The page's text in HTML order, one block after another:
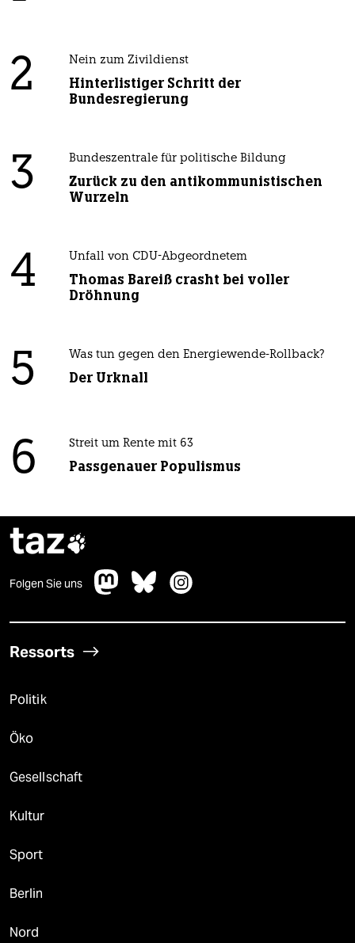
2 Nein zum Zivildienst
Hinterlistiger Schritt der
Bundesregierung
3 Bundeszentrale für politische Bildung
Zurück zu den antikommunistischen
Wurzeln
4 Unfall von CDU-Abgeordnetem
Thomas Bareiß crasht bei voller
Dröhnung
5 Was tun gegen den Energiewende-Rollback?
Der Urknall
6 Streit um Rente mit 63
Passgenauer Populismus
taz
Folgen Sie uns
Ressorts
Politik
Öko
Gesellschaft
Kultur
Sport
Berlin
Nord